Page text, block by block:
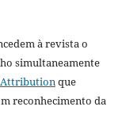
à revista o
simultaneamente
Attribution que
reconhecimento da